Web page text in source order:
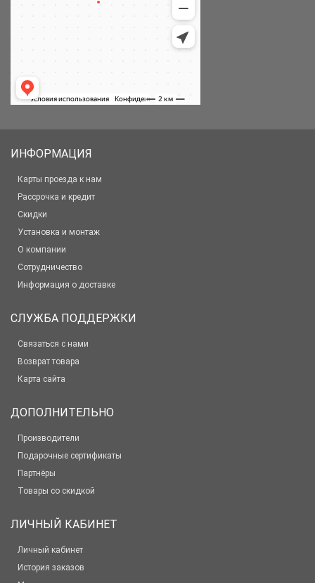
ИНФОРМАЦИЯ
Карты проезда к нам
Рассрочка и кредит
Скидки
Установка и монтаж
О компании
Сотрудничество
Информация о доставке
СЛУЖБА ПОДДЕРЖКИ
Связаться с нами
Возврат товара
Карта сайта
ДОПОЛНИТЕЛЬНО
Производители
Подарочные сертификаты
Партнёры
Товары со скидкой
ЛИЧНЫЙ КАБИНЕТ
Личный кабинет
История заказов